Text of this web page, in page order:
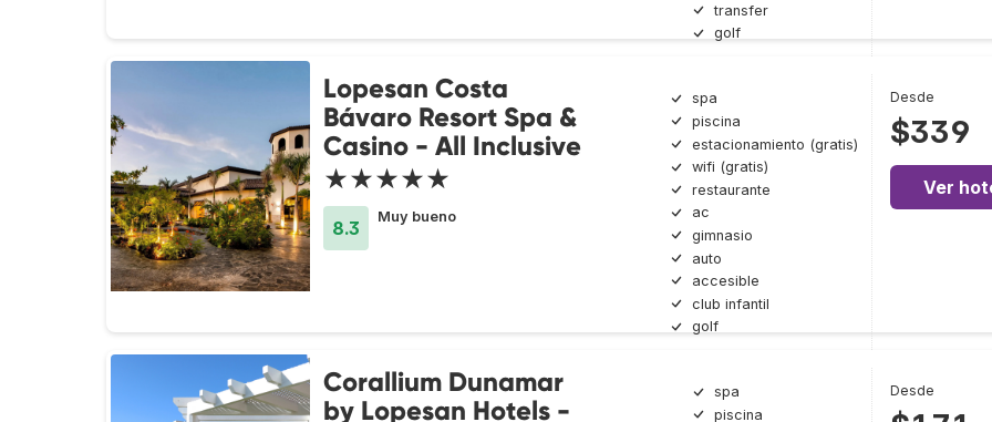
transfer
golf
Lopesan Costa
Bávaro Resort Spa &
Casino - All Inclusive
★★★★★
8.3
Muy bueno
spa
piscina
estacionamiento (gratis)
wifi (gratis)
restaurante
ac
gimnasio
auto
accesible
club infantil
golf
Desde
$339
Ver
Corallium Dunamar
by Lopesan Hotels -
spa
piscina
Desde